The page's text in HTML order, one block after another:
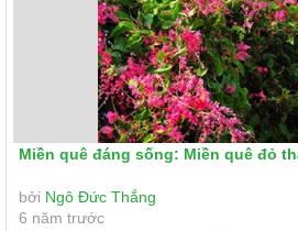
Miền quê đáng sống: Miền quê đỏ
bởi Ngô Đức Thắng
6 năm trước